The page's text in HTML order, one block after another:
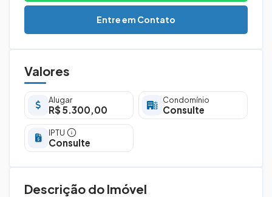
Entre em Contato
Valores
Alugar
R$ 5.300,00
Condomínio
Consulte
IPTU
Consulte
Descrição do Imóvel